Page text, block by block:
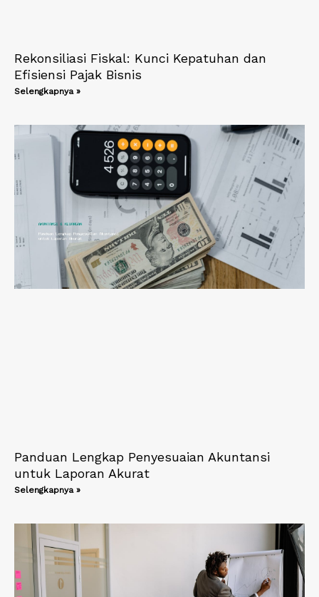
Rekonsiliasi Fiskal: Kunci Kepatuhan dan
Efisiensi Pajak Bisnis
Selengkapnya »
Panduan Lengkap Penyesuaian Akuntansi
untuk Laporan Akurat
Selengkapnya »